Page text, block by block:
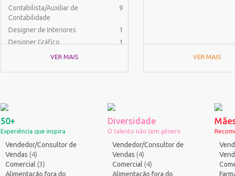
Contabilista/Auxiliar de
Contabilidade
9
Designer de Interiores
1
Designer Gráfico
1
Educador Físico
Ferramenteiro
1
Fotógrafo
Jornalista
1
Logística
2
VER MAIS VER MAIS
50+
Experiência que inspira
Vendedor/Consultor de
Vendas (4)
Comercial (3)
Alimentação fora do
Diversidade
O talento não tem gênero
Vendedor/Consultor de
Vendas (4)
Comercial (4)
Alimentação fora do